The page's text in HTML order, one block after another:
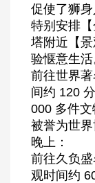
促使了狮身
特别安排
塔附近【
验惬意生活
前往世界
间约 120
000 多件文
被誉为世界
晚上：
前往久负
观时间约